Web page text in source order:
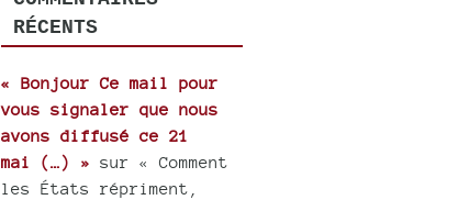
RÉCENTS
« Bonjour Ce mail pour
vous signaler que nous
avons diffusé ce 21
mai (…) » sur « Comment
les États répriment,